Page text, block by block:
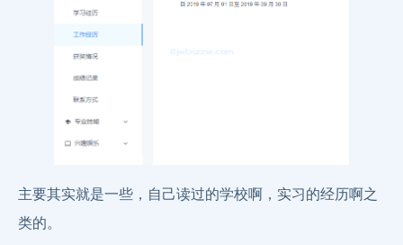
主要其实就是一些，自己读过的学校啊，实习的经历啊之
类的。